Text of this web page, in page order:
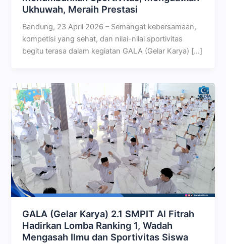
Ukhuwah, Meraih Prestasi
Bandung, 23 April 2026 – Semangat kebersamaan,
kompetisi yang sehat, dan nilai-nilai sportivitas
begitu terasa dalam kegiatan GALA (Gelar Karya) […]
GALA (Gelar Karya) 2.1 SMPIT Al Fitrah
Hadirkan Lomba Ranking 1, Wadah
Mengasah Ilmu dan Sportivitas Siswa